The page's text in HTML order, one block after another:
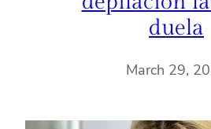
duela
March 29,